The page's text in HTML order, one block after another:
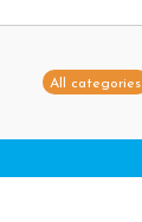
All categories